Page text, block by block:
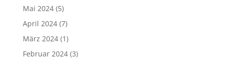
Mai 2024(5)
April 2024(7)
März 2024(1)
Februar 2024(3)